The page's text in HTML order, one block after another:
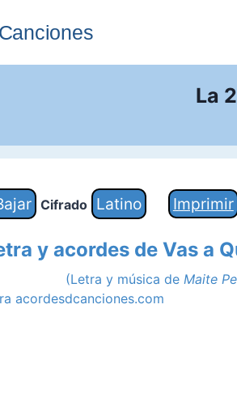
La
Cifrado Latino Imprimir
y acordes de Vas a
(Letra y música de Maite
acordesdcanciones.com